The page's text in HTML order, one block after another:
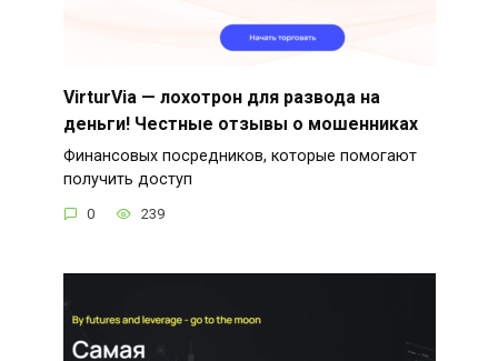
VirturVia — лохотрон для развода на
деньги! Честные отзывы о мошенниках
Финансовых посредников, которые помогают
получить доступ
0 239